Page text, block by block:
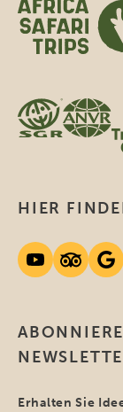
Erhalten Sie
HIER